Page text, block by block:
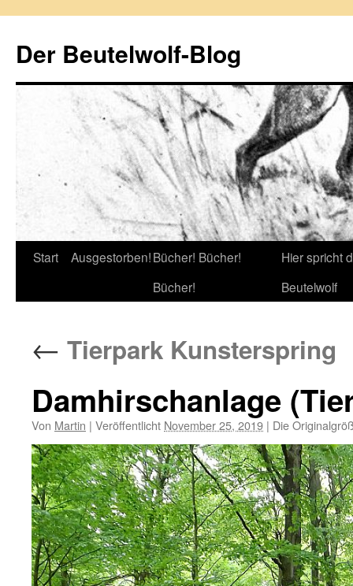
springen
Der Beutelwolf-Blog
Start Ausgestorben!Bücher! Bücher!
Bücher!
Hier spricht
Beutelwolf
← Tierpark Kunsterspring
Damhirschanlage
Von Martin | Veröffentlicht November 25, 2019 | Die